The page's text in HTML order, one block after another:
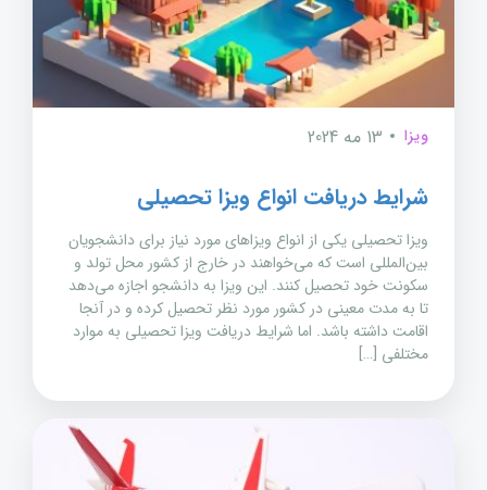
ویزا 13 مه 2024
شرایط دریافت انواع ویزا تحصیلی
ویزا تحصیلی یکی از انواع ویزاهای مورد نیاز برای دانشجویان
بین‌المللی است که می‌خواهند در خارج از کشور محل تولد و
سکونت خود تحصیل کنند. این ویزا به دانشجو اجازه می‌دهد
تا به مدت معینی در کشور مورد نظر تحصیل کرده و در آنجا
اقامت داشته باشد. اما شرایط دریافت ویزا تحصیلی به موارد
مختلفی […]